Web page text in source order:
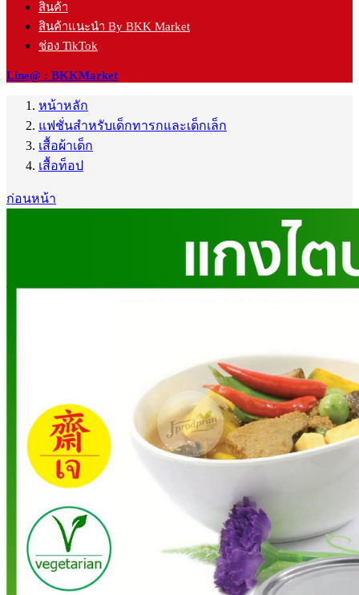
สินค้า
สินค้าแนะนำ By BKK Market
ช่อง TikTok
Line@ : BKKMarket
หน้าหลัก
แฟชั่นสำหรับเด็กทารกและเด็กเล็ก
เสื้อผ้าเด็ก
เสื้อท็อป
ก่อนหน้า